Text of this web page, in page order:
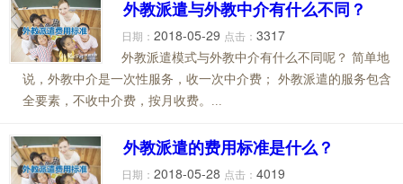
外教派遣与外教中介有什么不同？
日期： 2018-05-29 点击： 3317
外教派遣模式与外教中介有什么不同呢？ 简单地
说，外教中介是一次性服务，收一次中介费； 外教派遣的服务包含
全要素，不收中介费，按月收费。...
外教派遣的费用标准是什么？
日期： 2018-05-28 点击： 4019